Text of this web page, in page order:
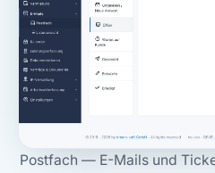
Postfach — E-Mails und